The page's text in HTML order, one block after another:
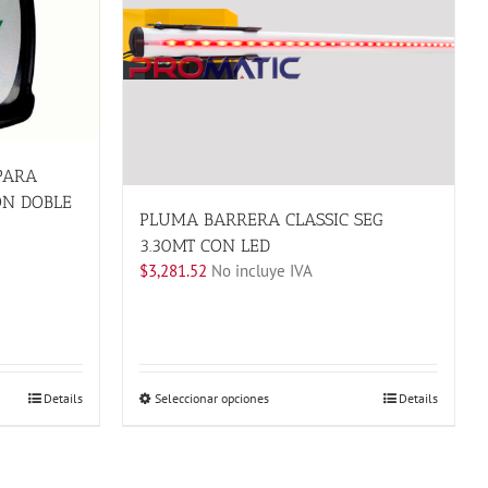
DOBLE
Details
PLUMA BARRERA CLASSIC SEG
3.30MT CON LED
$3,281.52 No incluye IVA
Seleccionar opcionesEste
Details